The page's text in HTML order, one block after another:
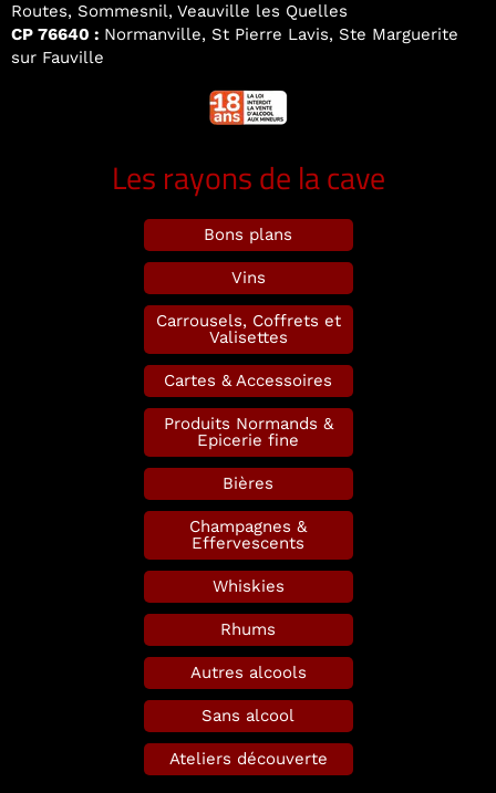
Routes, Sommesnil, Veauville les Quelles
CP 76640 : Normanville, St Pierre Lavis, Ste Marguerite
sur Fauville
Les rayons de la cave
Bons plans
Vins
Carrousels, Coffrets et
Valisettes
Cartes & Accessoires
Produits Normands &
Epicerie fine
Bières
Champagnes &
Effervescents
Whiskies
Rhums
Autres alcools
Sans alcool
Ateliers découverte